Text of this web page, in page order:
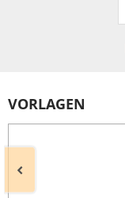
VORLAGEN